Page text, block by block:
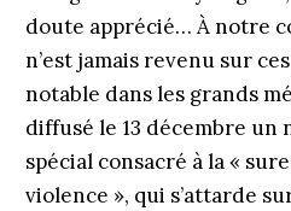
doute apprécié… À notre
n’est jamais revenu sur
notable dans les grands
diffusé le 13 décembre un
spécial consacré à la «
violence », qui s’attarde